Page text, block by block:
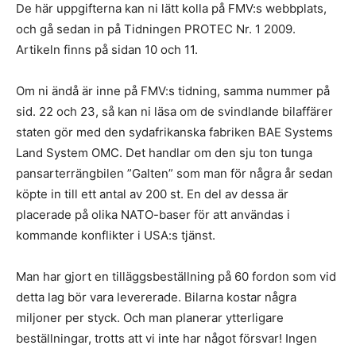
De här uppgifterna kan ni lätt kolla på FMV:s webbplats,
och gå sedan in på Tidningen PROTEC Nr. 1 2009.
Artikeln finns på sidan 10 och 11.
Om ni ändå är inne på FMV:s tidning, samma nummer på
sid. 22 och 23, så kan ni läsa om de svindlande bilaffärer
staten gör med den sydafrikanska fabriken BAE Systems
Land System OMC. Det handlar om den sju ton tunga
pansarterrängbilen ”Galten” som man för några år sedan
köpte in till ett antal av 200 st. En del av dessa är
placerade på olika NATO-baser för att användas i
kommande konflikter i USA:s tjänst.
Man har gjort en tilläggsbeställning på 60 fordon som vid
detta lag bör vara levererade. Bilarna kostar några
miljoner per styck. Och man planerar ytterligare
beställningar, trotts att vi inte har något försvar! Ingen